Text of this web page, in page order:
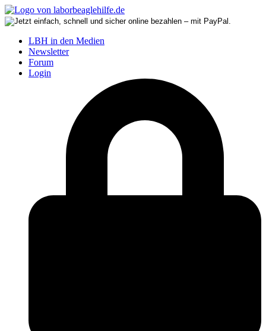
LBH in den Medien
Newsletter
Forum
Login